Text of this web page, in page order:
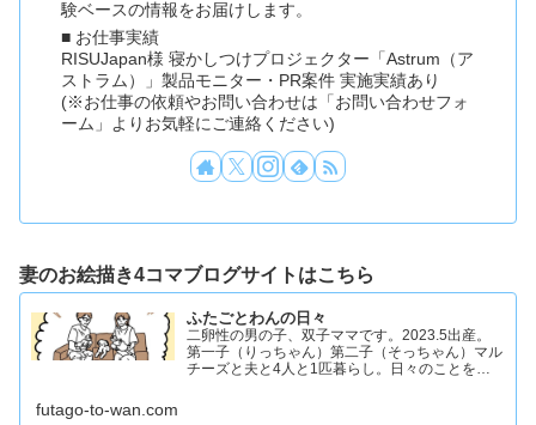
験ベースの情報をお届けします。
■ お仕事実績
RISUJapan様 寝かしつけプロジェクター「Astrum（ア
ストラム）」製品モニター・PR案件 実施実績あり
(※お仕事の依頼やお問い合わせは「お問い合わせフォ
ーム」よりお気軽にご連絡ください)
妻のお絵描き4コマブログサイトはこちら
ふたごとわんの日々
二卵性の男の子、双子ママです。2023.5出産。
第一子（りっちゃん）第二子（そっちゃん）マル
チーズと夫と4人と1匹暮らし。日々のことを忘
futago-to-wan.com